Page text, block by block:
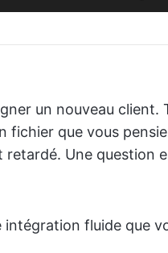
un nouveau client.
fichier que vous
retardé. Une question
fluide que